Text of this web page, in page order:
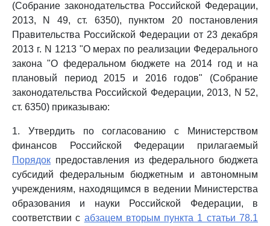
(Собрание законодательства Российской Федерации,
2013, N 49, ст. 6350), пунктом 20 постановления
Правительства Российской Федерации от 23 декабря
2013 г. N 1213 "О мерах по реализации Федерального
закона "О федеральном бюджете на 2014 год и на
плановый период 2015 и 2016 годов" (Собрание
законодательства Российской Федерации, 2013, N 52,
ст. 6350) приказываю:
1. Утвердить по согласованию с Министерством
финансов Российской Федерации прилагаемый
Порядок предоставления из федерального бюджета
субсидий федеральным бюджетным и автономным
учреждениям, находящимся в ведении Министерства
образования и науки Российской Федерации, в
соответствии с абзацем вторым пункта 1 статьи 78.1